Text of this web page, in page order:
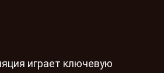
играет ключевую